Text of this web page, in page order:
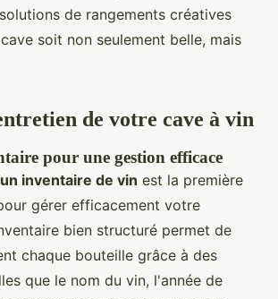
de rangements créatives
soit non seulement belle, mais
de votre cave à vin
pour une gestion efficace
inventaire de vin est la première
gérer efficacement votre
bien structuré permet de
chaque bouteille grâce à des
que le nom du vin, l'année de